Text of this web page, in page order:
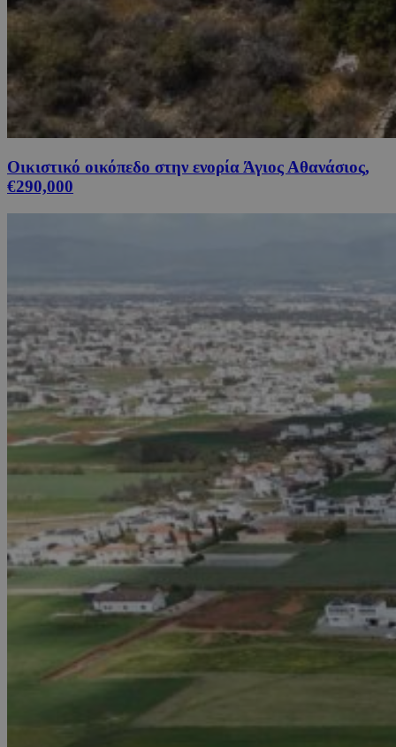
Οικιστικό οικόπεδο στην ενορία Άγιος Αθανάσιος,
€290,000